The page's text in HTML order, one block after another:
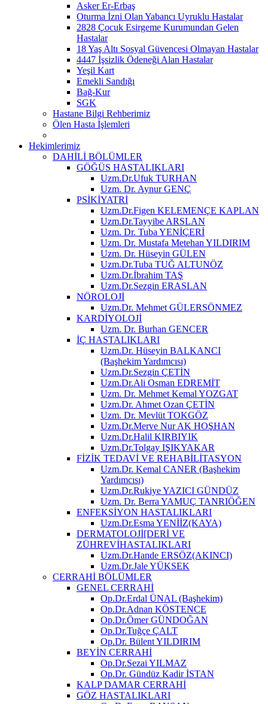
Asker Er-Erbaş
Oturma İzni Olan Yabancı Uyruklu Hastalar
2828 Çocuk Esirgeme Kurumundan Gelen
Hastalar
18 Yaş Altı Sosyal Güvencesi Olmayan Hastalar
4447 İşsizlik Ödeneği Alan Hastalar
Yeşil Kart
Emekli Sandığı
Bağ-Kur
SGK
Hastane Bilgi Rehberimiz
Ölen Hasta İşlemleri
Hekimlerimiz
DAHİLİ BÖLÜMLER
GÖĞÜS HASTALIKLARI
Uzm.Dr.Ufuk TURHAN
Uzm. Dr. Aynur GENÇ
PSİKİYATRİ
Uzm.Dr.Figen KELEMENÇE KAPLAN
Uzm.Dr.Tayyibe ARSLAN
Uzm. Dr. Tuba YENİÇERİ
Uzm. Dr. Mustafa Metehan YILDIRIM
Uzm. Dr. Hüseyin GÜLEN
Uzm.Dr.Tuba TUĞ ALTUNÖZ
Uzm.Dr.İbrahim TAŞ
Uzm.Dr.Sezgin ERASLAN
NÖROLOJİ
Uzm.Dr. Mehmet GÜLERSÖNMEZ
KARDİYOLOJİ
Uzm. Dr. Burhan GENCER
İÇ HASTALIKLARI
Uzm.Dr. Hüseyin BALKANCI
(Başhekim Yardımcısı)
Uzm.Dr.Sezgin ÇETİN
Uzm.Dr.Ali Osman EDREMİT
Uzm. Dr. Mehmet Kemal YOZGAT
Uzm.Dr. Ahmet Ozan ÇETİN
Uzm. Dr. Mevlüt TOKGÖZ
Uzm.Dr.Merve Nur AK HOŞHAN
Uzm.Dr.Halil KIRBIYIK
Uzm.Dr.Tolgay IŞIKYAKAR
FİZİK TEDAVİ VE REHABİLİTASYON
Uzm.Dr. Kemal CANER (Başhekim
Yardımcısı)
Uzm.Dr.Rukiye YAZICI GÜNDÜZ
Uzm. Dr. Berra YAMUÇ TANRIÖĞEN
ENFEKSİYON HASTALIKLARI
Uzm.Dr.Esma YENİİZ(KAYA)
DERMATOLOJİ[DERİ VE
ZÜHREVİHASTALIKLARI
Uzm.Dr.Hande ERSÖZ(AKINCI)
Uzm.Dr.Jale YÜKSEK
CERRAHİ BÖLÜMLER
GENEL CERRAHİ
Op.Dr.Erdal ÜNAL (Başhekim)
Op.Dr.Adnan KÖSTENCE
Op.Dr.Ömer GÜNDOĞAN
Op.Dr.Tuğçe ÇALT
Op.Dr. Bülent YILDIRIM
BEYİN CERRAHİ
Op.Dr.Sezai YILMAZ
Op.Dr. Gündüz Kadir İSTAN
KALP DAMAR CERRAHİ
GÖZ HASTALIKLARI